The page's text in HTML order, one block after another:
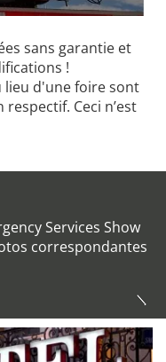
sans garantie et
!
lieu d'une foire sont
Ceci n’est
Services Show
correspondantes